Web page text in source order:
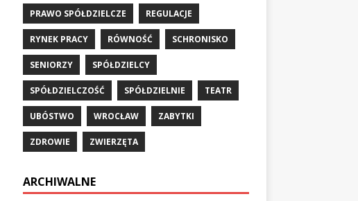
PRAWO SPÓŁDZIELCZE REGULACJE
RYNEK PRACY RÓWNOŚĆ SCHRONISKO
SENIORZY SPÓŁDZIELCY
SPÓŁDZIELCZOŚĆ SPÓŁDZIELNIE TEATR
UBÓSTWO WROCŁAW ZABYTKI
ZDROWIE ZWIERZĘTA
ARCHIWALNE